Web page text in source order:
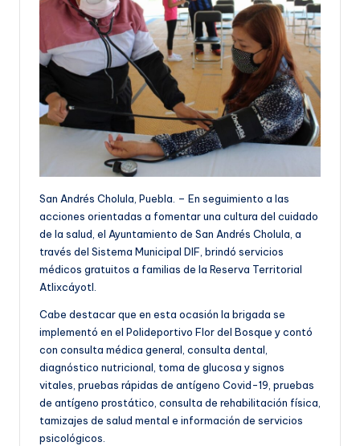
San Andrés Cholula, Puebla. – En seguimiento a las
acciones orientadas a fomentar una cultura del cuidado
de la salud, el Ayuntamiento de San Andrés Cholula, a
través del Sistema Municipal DIF, brindó servicios
médicos gratuitos a familias de la Reserva Territorial
Atlixcáyotl.
Cabe destacar que en esta ocasión la brigada se
implementó en el Polideportivo Flor del Bosque y contó
con consulta médica general, consulta dental,
diagnóstico nutricional, toma de glucosa y signos
vitales, pruebas rápidas de antígeno Covid-19, pruebas
de antígeno prostático, consulta de rehabilitación física,
tamizajes de salud mental e información de servicios
psicológicos.